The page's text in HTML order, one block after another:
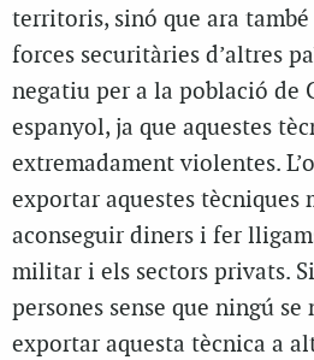
territoris, sinó que ara
forces securitàries d’altres
negatiu per a la població de
espanyol, ja que aquestes
extremadament violentes.
exportar aquestes tècniques
aconseguir diners i fer
militar i els sectors privats.
persones sense que ningú se
exportar aquesta tècnica a